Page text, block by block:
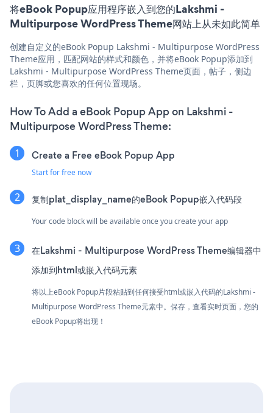
将eBook Popup应用程序嵌入到您的Lakshmi -
Multipurpose WordPress Theme网站上从未如此简单
创建自定义的eBook Popup Lakshmi - Multipurpose WordPress
Theme应用，匹配网站的样式和颜色，并将eBook Popup添加到
Lakshmi - Multipurpose WordPress Theme页面，帖子，侧边
栏，页脚或您喜欢的任何位置现场。
How To Add a eBook Popup App on Lakshmi -
Multipurpose WordPress Theme:
Create a Free eBook Popup App
Start for free now
复制plat_display_name的eBook Popup嵌入代码段
Your code block will be available once you create your app
在Lakshmi - Multipurpose WordPress Theme编辑器中
添加到html或嵌入代码元素
将以上eBook Popup片段粘贴到任何接受html或嵌入代码的Lakshmi -
Multipurpose WordPress Theme元素中。保存，查看实时页面，您的
eBook Popup将出现！